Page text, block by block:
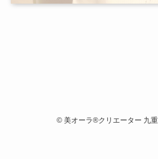
©美オーラ®クリエーター 九